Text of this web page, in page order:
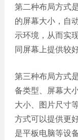
第二种布局方式
的屏幕大小，自
示环境，从而实
同屏幕上提供较
第三种布局方式
备类型、屏幕大
大小、图片尺寸
方式可以提供更
是平板电脑等设